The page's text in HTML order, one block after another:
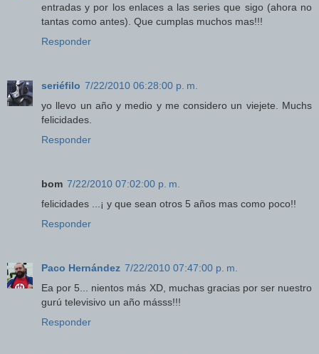
entradas y por los enlaces a las series que sigo (ahora no
tantas como antes). Que cumplas muchos mas!!!
Responder
seriéfilo 7/22/2010 06:28:00 p. m.
yo llevo un año y medio y me considero un viejete. Muchs
felicidades.
Responder
bom 7/22/2010 07:02:00 p. m.
felicidades ...¡ y que sean otros 5 años mas como poco!!
Responder
Paco Hernández 7/22/2010 07:47:00 p. m.
Ea por 5... nientos más XD, muchas gracias por ser nuestro
gurú televisivo un año másss!!!
Responder